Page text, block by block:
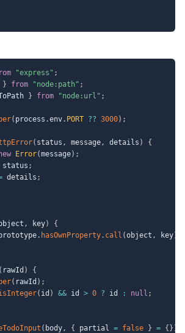
"express" ;
} from "node:path" ;
} from "node:url" ;
( process .env. PORT ?? 3000) ;
( status , message, details )
{
Error(message) ;
status ;
details ;
, key)
{
. hasOwnProperty. call (object , key)
( rawId )
{
( rawId ) ;
( id ) && id > 0 ? id : null ;
( body, { partial = false } = { } )